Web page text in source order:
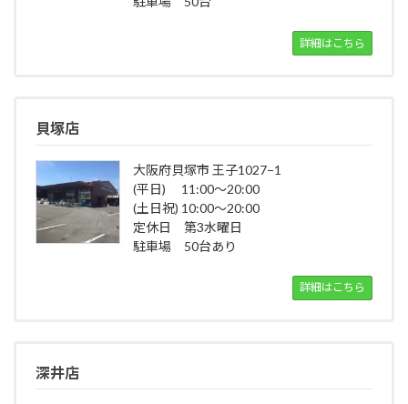
詳細はこちら
貝塚店
大阪府貝塚市 王子1027−1
(平日) 11:00～20:00
(土日祝) 10:00～20:00
定休日 第3水曜日
駐車場 50台あり
詳細はこちら
深井店